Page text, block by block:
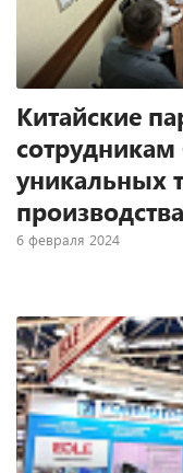
Китайские
уникальных
6 февраля 2024